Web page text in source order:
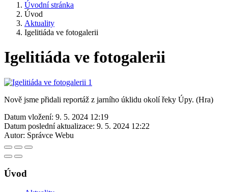
Úvodní stránka
Úvod
Aktuality
Igelitiáda ve fotogalerii
Igelitiáda ve fotogalerii
Nově jsme přidali reportáž z jarního úklidu okolí řeky Úpy. (Hra)
Datum vložení: 9. 5. 2024 12:19
Datum poslední aktualizace: 9. 5. 2024 12:22
Autor: Správce Webu
Úvod